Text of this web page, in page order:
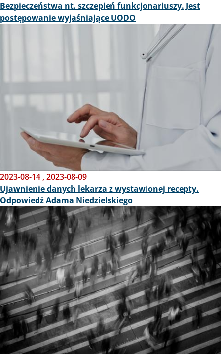
Bezpieczeństwa nt. szczepień funkcjonariuszy. Jest
postępowanie wyjaśniające UODO
2023-08-14 ,2023-08-09
Ujawnienie danych lekarza z wystawionej recepty.
Odpowiedź Adama Niedzielskiego
Obraz